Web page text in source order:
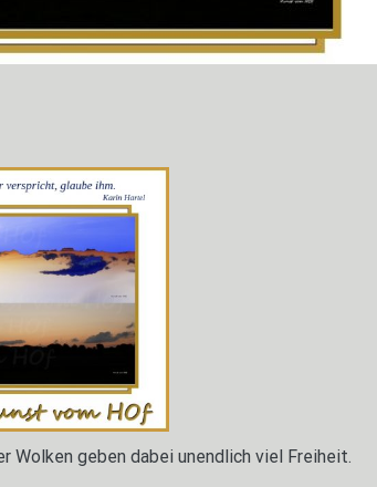
Wolken geben dabei unendlich viel Freiheit.